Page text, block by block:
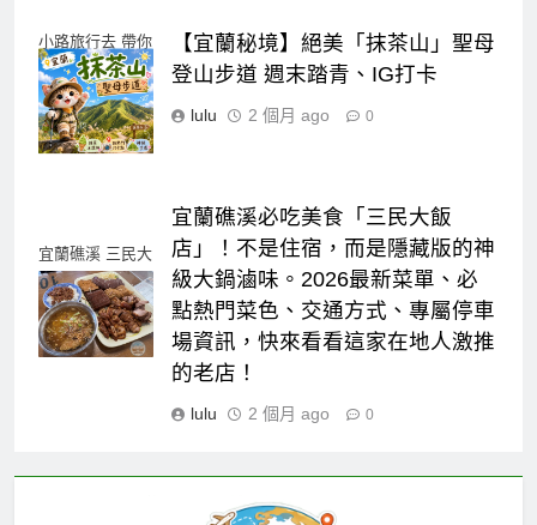
小路旅行去 帶你
去抹茶山
【宜蘭秘境】絕美「抹茶山」聖母
登山步道 週末踏青、IG打卡
lulu 2 個月 ago 0
宜蘭礁溪 三民大
飯店 傳奇滷味店
宜蘭礁溪必吃美食「三民大飯
店」！不是住宿，而是隱藏版的神
級大鍋滷味。2026最新菜單、必
點熱門菜色、交通方式、專屬停車
場資訊，快來看看這家在地人激推
的老店！
lulu 2 個月 ago 0